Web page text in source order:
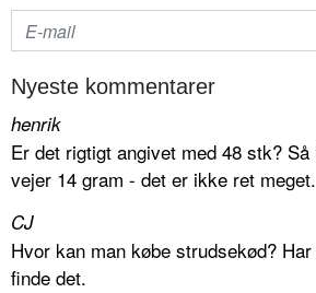
Nyeste kommentarer
henrik
Er det rigtigt angivet med 48 stk?
vejer 14 gram - det er ikke ret meget.
CJ
Hvor kan man købe strudsekød?
finde det.